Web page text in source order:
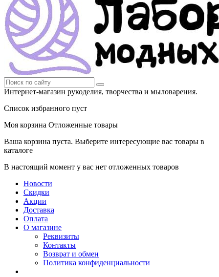
Интернет-магазин рукоделия, творчества и мыловарения.
Список избранного пуст
Моя корзина Отложенные товары
Ваша корзина пуста. Выберите интересующие вас товары в
каталоге
В настоящий момент у вас нет отложенных товаров
Новости
Скидки
Акции
Доставка
Оплата
О магазине
Реквизиты
Контакты
Возврат и обмен
Политика конфиденциальности